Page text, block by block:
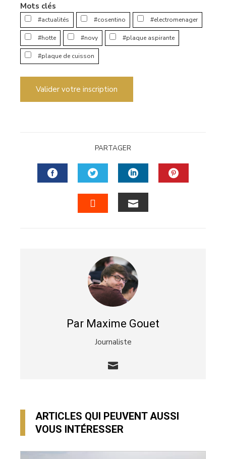
Mots clés
#actualités #cosentino #electromenager
#hotte #novy #plaque aspirante
#plaque de cuisson
Valider votre inscription
PARTAGER
FACEBOOKTWITTERLINKEDIN
Par Maxime Gouet
Journaliste
ARTICLES QUI PEUVENT AUSSI
VOUS INTÉRESSER